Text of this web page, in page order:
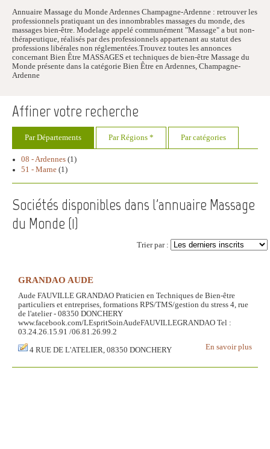
Annuaire Massage du Monde Ardennes Champagne-Ardenne : retrouver les
professionnels pratiquant un des innombrables massages du monde, des
massages bien-être. Modelage appelé communément "Massage" a but non-
thérapeutique, réalisés par des professionnels appartenant au statut des
professions libérales non réglementées.Trouvez toutes les annonces
concernant Bien Être MASSAGES et techniques de bien-être Massage du
Monde présente dans la catégorie Bien Être en Ardennes, Champagne-
Ardenne
Affiner votre recherche
Par Départements Par Régions * Par catégories
08 - Ardennes (1)
51 - Marne (1)
Sociétés disponibles dans l'annuaire Massage
du Monde (1)
Trier par :
GRANDAO AUDE
Aude FAUVILLE GRANDAO Praticien en Techniques de Bien-être
particuliers et entreprises, formations RPS/TMS/gestion du stress 4, rue
de l'atelier - 08350 DONCHERY
www.facebook.com/LEspritSoinAudeFAUVILLEGRANDAO Tel :
03.24.26.15.91 /06.81.26.99.2
En savoir plus
4 RUE DE L'ATELIER, 08350 DONCHERY